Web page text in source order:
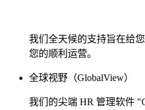
我们全天候的支持旨在给
您的顺利运营。
全球视野（GlobalView）
我们的尖端 HR 管理软件